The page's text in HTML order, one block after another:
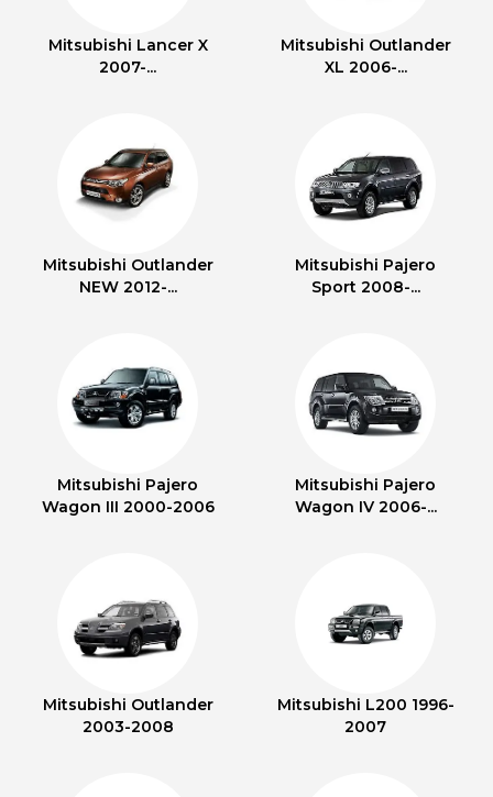
Mitsubishi Lancer X
2007-...
Mitsubishi Outlander
XL 2006-...
Mitsubishi Outlander
NEW 2012-...
Mitsubishi Pajero
Sport 2008-...
Mitsubishi Pajero
Wagon III 2000-2006
Mitsubishi Pajero
Wagon IV 2006-...
Mitsubishi Outlander
2003-2008
Mitsubishi L200 1996-
2007